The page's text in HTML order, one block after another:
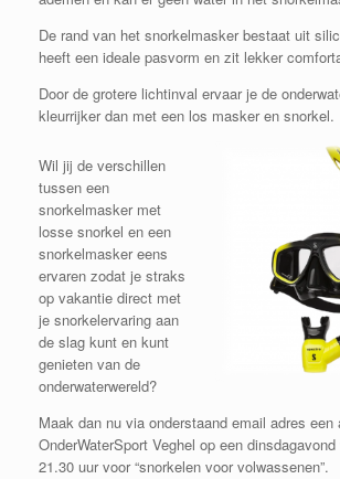
De rand van het snorkelmasker bestaat uit
heeft een ideale pasvorm en zit lekker
Door de grotere lichtinval ervaar je de
kleurrijker dan met een los masker en snorkel.
Wil jij de verschillen
tussen een
snorkelmasker met
losse snorkel en een
snorkelmasker eens
ervaren zodat je straks
op vakantie direct met
je snorkelervaring aan
de slag kunt en kunt
genieten van de
onderwaterwereld?
Maak dan nu via onderstaand email adres een
OnderWaterSport Veghel op een
21.30 uur voor “snorkelen voor volwassenen”.